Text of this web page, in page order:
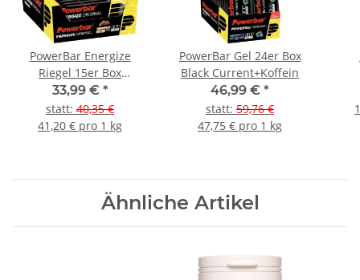
PowerBar Energize
Riegel 15er Box
Chocolate
33,99 € *
statt: 40,35 €
41,20 € pro 1 kg
PowerBar Gel 24er Box
Black Current+Koffein
46,99 € *
statt: 59,76 €
47,75 € pro 1 kg
Ähnliche Artikel